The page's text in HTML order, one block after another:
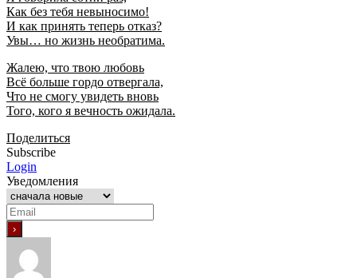
Как без тебя невыносимо!
И как принять теперь отказ?
Увы… но жизнь необратима.
Жалею, что твою любовь
Всё больше гордо отвергала,
Что не смогу увидеть вновь
Того, кого я вечность ожидала.
Поделиться
Subscribe
Login
Уведомления